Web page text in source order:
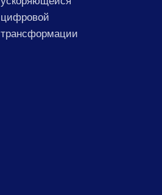
цифровой
трансформации